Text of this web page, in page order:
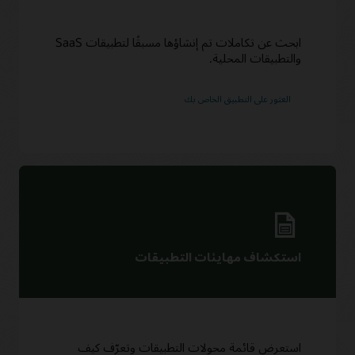
ابحث عن تكاملات تم إنشاؤها مسبقًا لتطبيقات SaaS
والتطبيقات المحلية.
العثور على التطبيق الخاص بك
استكشاف مهايئات التطبيقات
استعرض قائمة محولات التطبيقات وتعرّف كيف